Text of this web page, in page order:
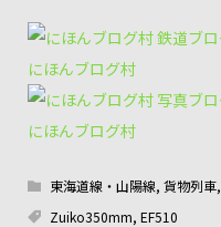
にほんブログ村
にほんブログ村
東海道線・山陽線, 貨物列車,
Zuiko350mm, EF510